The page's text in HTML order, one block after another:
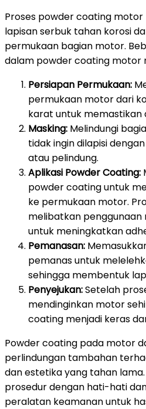
Proses powder coating
lapisan serbuk tahan korosi
permukaan bagian motor.
dalam powder coating motor
Persiapan Permukaan:
permukaan motor dari
karat untuk memastikan
Masking: Melindungi
tidak ingin dilapisi
atau pelindung.
Aplikasi Powder Coating:
powder coating untuk
ke permukaan motor.
melibatkan
untuk meningkatkan
Pemanasan:
pemanas untuk
sehingga membentuk
Penyejukan:Setelah
mendinginkan motor
coating menjadi keras
Powder coating pada motor
perlindungan tambahan
dan estetika yang tahan
prosedur dengan hati-hati
peralatan keamanan untuk